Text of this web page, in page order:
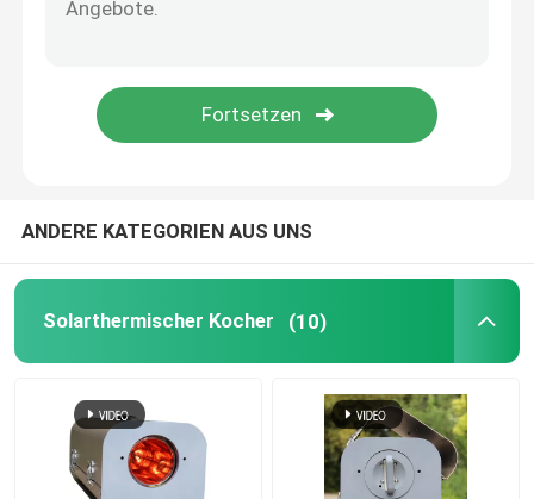
Sonnenkollektor des Flacheisens
Luftquelle Pufferbehälter
Luftwärmepumpe Wasserbereiter
Photovoltaische Warmwasserbereiter
Wasserbehälter für den Ofen
ANDERE KATEGORIEN AUS UNS
Solarthermischer Kocher (10)